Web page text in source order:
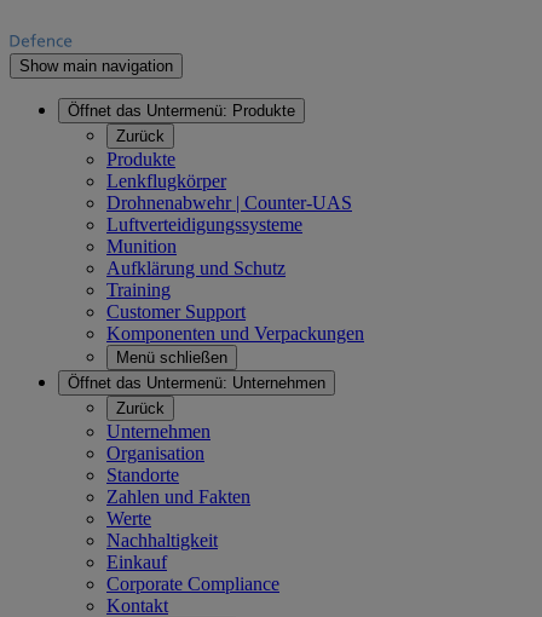
Show main navigation
Öffnet das Untermenü: Produkte
Zurück
Produkte
Lenkflugkörper
Drohnenabwehr | Counter-UAS
Luftverteidigungssysteme
Munition
Aufklärung und Schutz
Training
Customer Support
Komponenten und Verpackungen
Menü schließen
Öffnet das Untermenü: Unternehmen
Zurück
Unternehmen
Organisation
Standorte
Zahlen und Fakten
Werte
Nachhaltigkeit
Einkauf
Corporate Compliance
Kontakt